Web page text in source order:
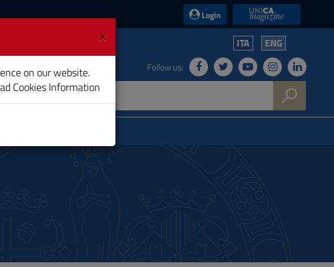
Login UniCA News
ITA ENG
Follow us:
×
on our website.
Cookies Information